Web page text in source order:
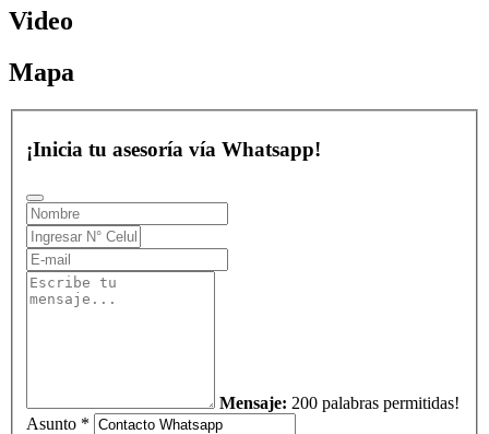
Video
Mapa
¡Inicia tu asesoría vía Whatsapp!
Mensaje: 200 palabras permitidas!
Asunto *